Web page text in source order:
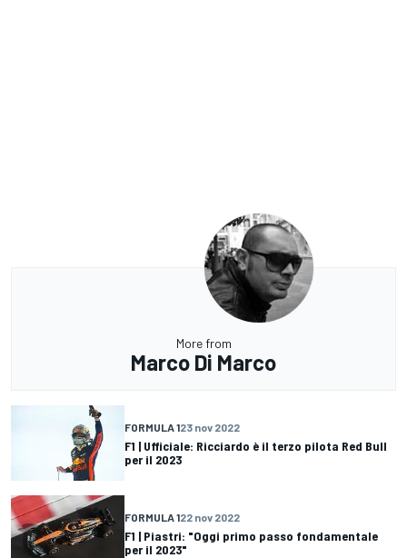
More from
Marco Di Marco
FORMULA 123 nov 2022
F1 | Ufficiale: Ricciardo è il terzo pilota Red Bull
per il 2023
FORMULA 122 nov 2022
F1 | Piastri: "Oggi primo passo fondamentale
per il 2023"